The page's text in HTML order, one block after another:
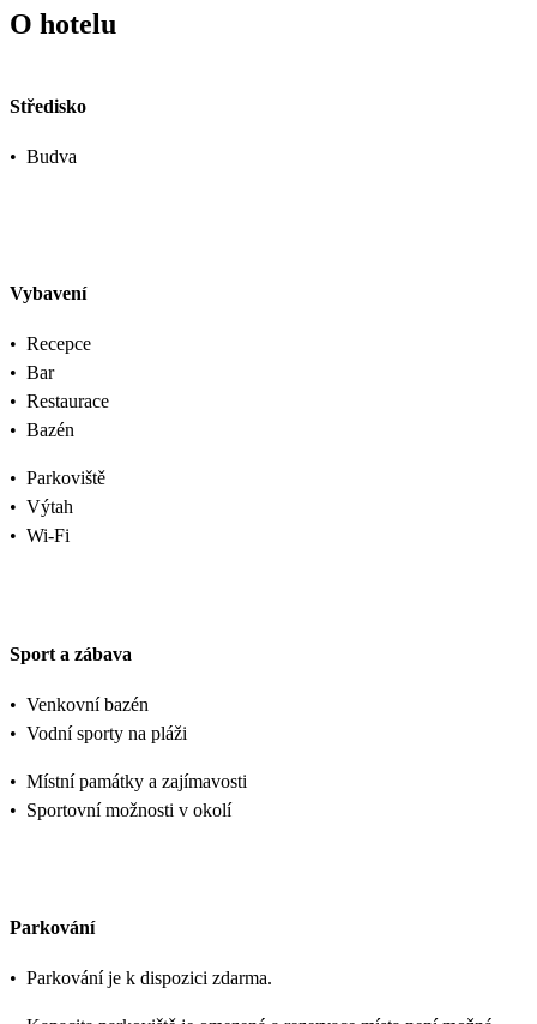
O hotelu
Středisko
• Budva
Vybavení
• Recepce
• Bar
• Restaurace
• Bazén
• Parkoviště
• Výtah
• Wi-Fi
Sport a zábava
• Venkovní bazén
• Vodní sporty na pláži
• Místní památky a zajímavosti
• Sportovní možnosti v okolí
Parkování
• Parkování je k dispozici zdarma.